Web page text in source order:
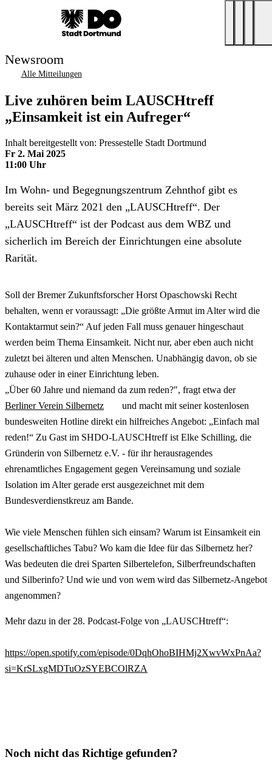
Newsroom
Alle Mitteilungen
Live zuhören beim LAUSCHtreff
„Einsamkeit ist ein Aufreger“
Inhalt bereitgestellt von: Pressestelle Stadt Dortmund
Fr 2. Mai 2025
11:00 Uhr
Im Wohn- und Begegnungszentrum Zehnthof gibt es
bereits seit März 2021 den „LAUSCHtreff“. Der
„LAUSCHtreff“ ist der Podcast aus dem WBZ und
sicherlich im Bereich der Einrichtungen eine absolute
Rarität.
Soll der Bremer Zukunftsforscher Horst Opaschowski Recht
behalten, wenn er voraussagt: „Die größte Armut im Alter wird die
Kontaktarmut sein?“ Auf jeden Fall muss genauer hingeschaut
werden beim Thema Einsamkeit. Nicht nur, aber eben auch nicht
zuletzt bei älteren und alten Menschen. Unabhängig davon, ob sie
zuhause oder in einer Einrichtung leben.
„Über 60 Jahre und niemand da zum reden?", fragt etwa der
Berliner Verein Silbernetz
und macht mit seiner kostenlosen
bundesweiten Hotline direkt ein hilfreiches Angebot: „Einfach mal
reden!“ Zu Gast im SHDO-LAUSCHtreff ist Elke Schilling, die
Gründerin von Silbernetz e.V. - für ihr herausragendes
ehrenamtliches Engagement gegen Vereinsamung und soziale
Isolation im Alter gerade erst ausgezeichnet mit dem
Bundesverdienstkreuz am Bande.
Wie viele Menschen fühlen sich einsam? Warum ist Einsamkeit ein
gesellschaftliches Tabu? Wo kam die Idee für das Silbernetz her?
Was bedeuten die drei Sparten Silbertelefon, Silberfreundschaften
und Silberinfo? Und wie und von wem wird das Silbernetz-Angebot
angenommen?
Mehr dazu in der 28. Podcast-Folge von „LAUSCHtreff“:
https://open.spotify.com/episode/0DqhOhoBIHMj2XwvWxPnAa?
si=KrSLxgMDTuOzSYEBCOlRZA
Noch nicht das Richtige gefunden?